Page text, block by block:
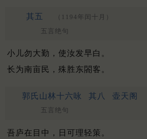
其五
（1194年闰十月）
五言绝句
小儿勿大勤，使汝发早白。
长为南亩民，殊胜东閤客。
郭氏山林十六咏 其八 壶天阁
五言绝句
吾庐在目中，日可理轻策。